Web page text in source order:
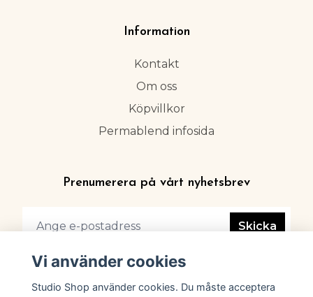
Information
Kontakt
Om oss
Köpvillkor
Permablend infosida
Prenumerera på vårt nyhetsbrev
Skicka
Vi använder cookies
Studio Shop använder cookies. Du måste acceptera